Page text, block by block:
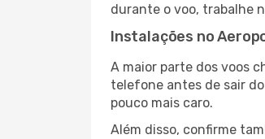
durante o voo, trabalhe
Instalações no
A maior parte dos voos
telefone antes de sair
pouco mais caro.
Além disso, confirme